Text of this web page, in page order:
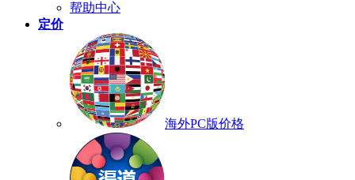
帮助中心
定价
海外PC版价格